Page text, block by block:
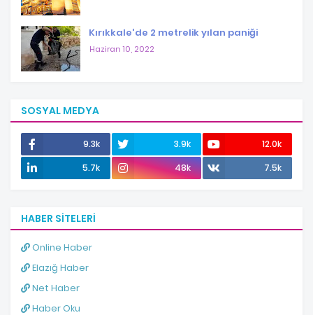
Kırıkkale'de 2 metrelik yılan paniği
Haziran 10, 2022
SOSYAL MEDYA
9.3k 3.9k
12.0k
5.7k
48k 7.5k
HABER SITELERI
Online Haber
Elazığ Haber
Net Haber
Haber Oku